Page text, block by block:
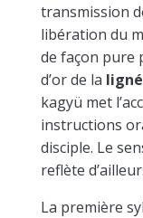
transmission
libération du
de façon pure
d’or de la
kagyü met
instructions
disciple. Le
reflète
La première